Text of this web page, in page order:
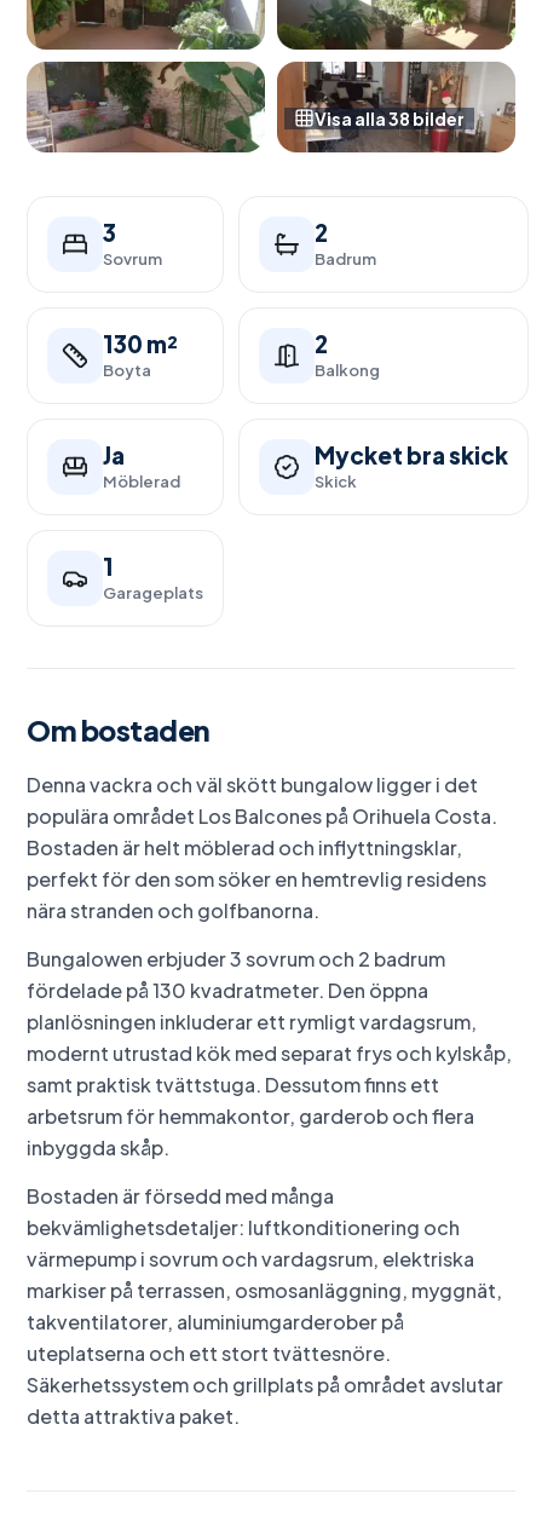
Visa alla38 bilder
3
Sovrum
2
Badrum
130 m²
Boyta
2
Balkong
Ja
Möblerad
Mycket bra skick
Skick
1
Garageplats
Om bostaden
Denna vackra och väl skött bungalow ligger i det
populära området Los Balcones på Orihuela Costa.
Bostaden är helt möblerad och inflyttningsklar,
perfekt för den som söker en hemtrevlig residens
nära stranden och golfbanorna.
Bungalowen erbjuder 3 sovrum och 2 badrum
fördelade på 130 kvadratmeter. Den öppna
planlösningen inkluderar ett rymligt vardagsrum,
modernt utrustad kök med separat frys och kylskåp,
samt praktisk tvättstuga. Dessutom finns ett
arbetsrum för hemmakontor, garderob och flera
inbyggda skåp.
Bostaden är försedd med många
bekvämlighetsdetaljer: luftkonditionering och
värmepump i sovrum och vardagsrum, elektriska
markiser på terrassen, osmosanläggning, myggnät,
takventilatorer, aluminiumgarderober på
uteplatserna och ett stort tvättesnöre.
Säkerhetssystem och grillplats på området avslutar
detta attraktiva paket.